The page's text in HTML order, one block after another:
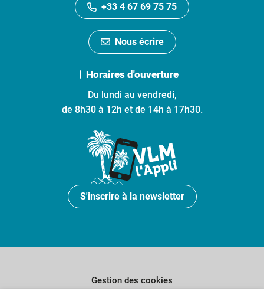
+33 4 67 69 75 75
Nous écrire
Horaires d'ouverture
Du lundi au vendredi,
de 8h30 à 12h et de 14h à 17h30.
S'inscrire à la newsletter
Gestion des cookies